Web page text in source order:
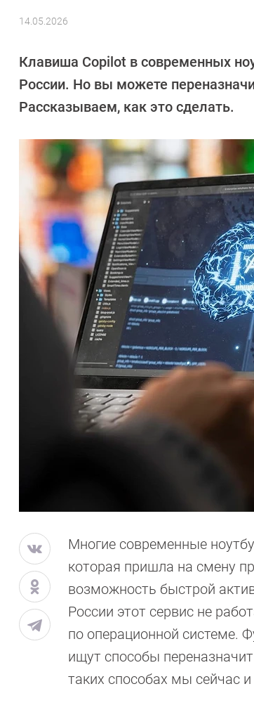
14.05.2026
Иванов
Клавиша Copilot в современных
России. Но вы можете
Рассказываем, как это сделать.
Многие современные
которая пришла на смену
возможность быстрой
России этот сервис не
по операционной системе.
ищут способы
таких способах мы сейчас